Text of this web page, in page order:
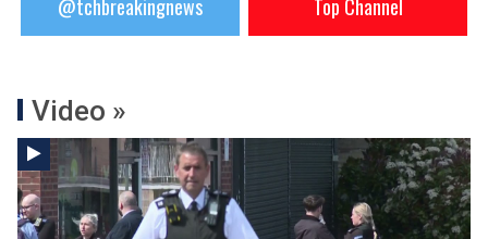
@tchbreakingnews Top Channel
Video »